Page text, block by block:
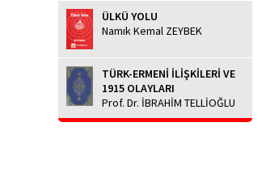
ÜLKÜ YOLU
Namık Kemal ZEYBEK
TÜRK-ERMENİ İLİŞKİLERİ VE
1915 OLAYLARI
Prof. Dr. İBRAHİM TELLİOĞLU